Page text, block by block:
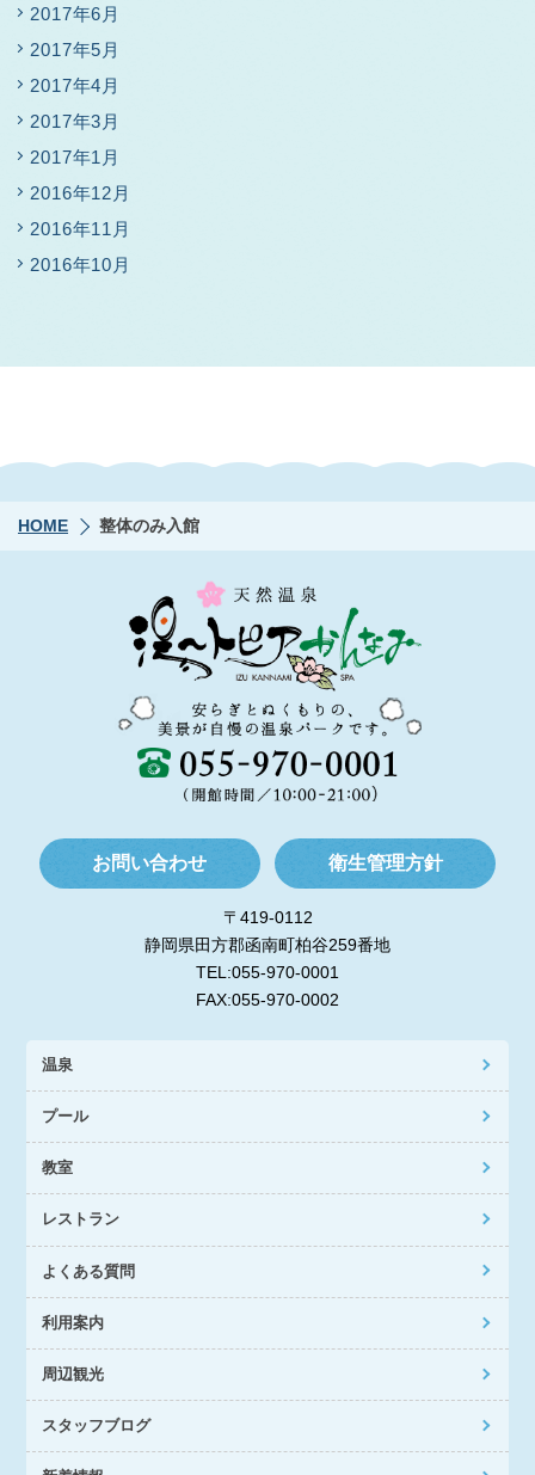
2017年6月
2017年5月
2017年4月
2017年3月
2017年1月
2016年12月
2016年11月
2016年10月
HOME 整体のみ入館
お問い合わせ 衛生管理方針
〒419-0112
静岡県田方郡函南町柏谷259番地
TEL:055-970-0001
FAX:055-970-0002
温泉
プール
教室
レストラン
よくある質問
利用案内
周辺観光
スタッフブログ